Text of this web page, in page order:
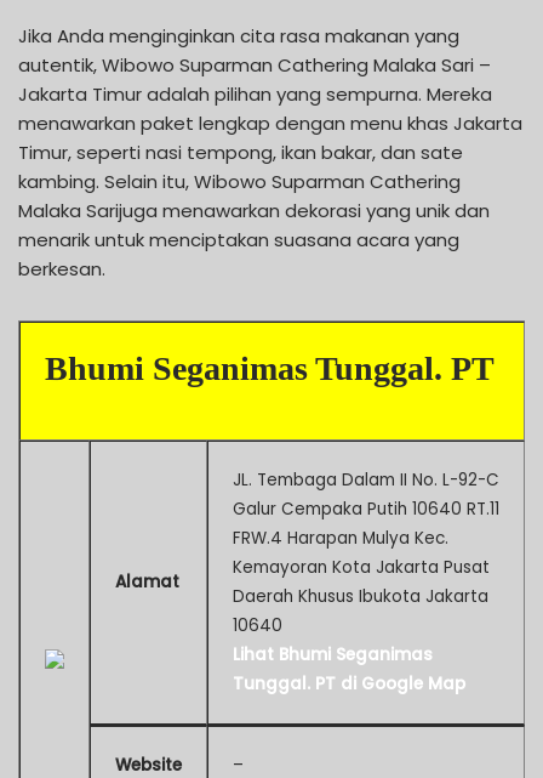
Jika Anda menginginkan cita rasa makanan yang
autentik, Wibowo Suparman Cathering Malaka Sari –
Jakarta Timur adalah pilihan yang sempurna. Mereka
menawarkan paket lengkap dengan menu khas Jakarta
Timur, seperti nasi tempong, ikan bakar, dan sate
kambing. Selain itu, Wibowo Suparman Cathering
Malaka Sarijuga menawarkan dekorasi yang unik dan
menarik untuk menciptakan suasana acara yang
berkesan.
Bhumi Seganimas Tunggal. PT
Alamat
JL. Tembaga Dalam II No. L-92-C
Galur Cempaka Putih 10640 RT.11
FRW.4 Harapan Mulya Kec.
Kemayoran Kota Jakarta Pusat
Daerah Khusus Ibukota Jakarta
10640
Lihat Bhumi Seganimas
Tunggal. PT di Google Map
Website –